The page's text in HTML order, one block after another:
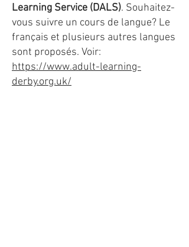
Learning Service (DALS). Souhaitez-
vous suivre un cours de langue? Le
français et plusieurs autres langues
sont proposés. Voir:
https://www.adult-learning-
derby.org.uk/